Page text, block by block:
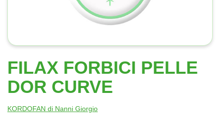
FILAX FORBICI PELLE
DOR CURVE
KORDOFAN di Nanni Giorgio